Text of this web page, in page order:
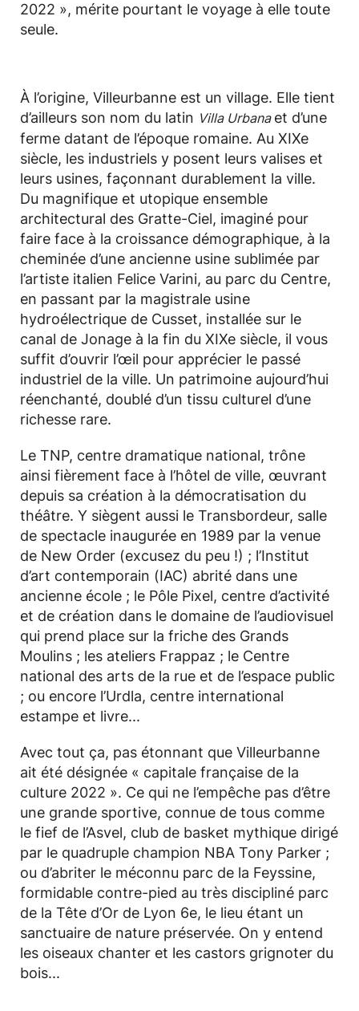
2022 », mérite pourtant le voyage à elle toute
seule.
À l’origine, Villeurbanne est un village. Elle tient
d’ailleurs son nom du latin Villa Urbana et d’une
ferme datant de l’époque romaine. Au XIXe
siècle, les industriels y posent leurs valises et
leurs usines, façonnant durablement la ville.
Du magnifique et utopique ensemble
architectural des Gratte-Ciel, imaginé pour
faire face à la croissance démographique, à la
cheminée d’une ancienne usine sublimée par
l’artiste italien Felice Varini, au parc du Centre,
en passant par la magistrale usine
hydroélectrique de Cusset, installée sur le
canal de Jonage à la fin du XIXe siècle, il vous
suffit d’ouvrir l’œil pour apprécier le passé
industriel de la ville. Un patrimoine aujourd’hui
réenchanté, doublé d’un tissu culturel d’une
richesse rare.
Le TNP, centre dramatique national, trône
ainsi fièrement face à l’hôtel de ville, œuvrant
depuis sa création à la démocratisation du
théâtre. Y siègent aussi le Transbordeur, salle
de spectacle inaugurée en 1989 par la venue
de New Order (excusez du peu !) ; l’Institut
d’art contemporain (IAC) abrité dans une
ancienne école ; le Pôle Pixel, centre d’activité
et de création dans le domaine de l’audiovisuel
qui prend place sur la friche des Grands
Moulins ; les ateliers Frappaz ; le Centre
national des arts de la rue et de l’espace public
; ou encore l’Urdla, centre international
estampe et livre...
Avec tout ça, pas étonnant que Villeurbanne
ait été désignée « capitale française de la
culture 2022 ». Ce qui ne l’empêche pas d’être
une grande sportive, connue de tous comme
le fief de l’Asvel, club de basket mythique dirigé
par le quadruple champion NBA Tony Parker ;
ou d’abriter le méconnu parc de la Feyssine,
formidable contre-pied au très discipliné parc
de la Tête d’Or de Lyon 6e, le lieu étant un
sanctuaire de nature préservée. On y entend
les oiseaux chanter et les castors grignoter du
bois...